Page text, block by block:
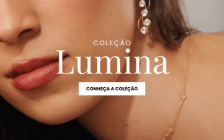
Correntes
Gargantilhas
Pingentes
Pulseiras